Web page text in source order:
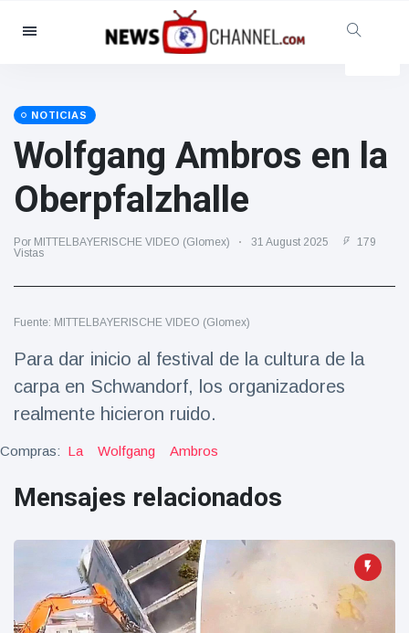
Categorías
Social y Diversión
Cine y TV
(81)
Celebridades
(13938)
Moda y Belleza
(122)
Juegos
(160)
Estilo de vida y Docu-
entretenimiento
(121)
Viajes y Aventura
(77)
SKAI News
in English |
07/10/2025
7 October
8999 Vistas
NOTICIAS
Wolfgang Ambros en la
Oberpfalzhalle
Por MITTELBAYERISCHE VIDEO (Glomex) 31 August 2025
179
Vistas
Fuente: MITTELBAYERISCHE VIDEO (Glomex)
Para dar inicio al festival de la cultura de la
carpa en Schwandorf, los organizadores
realmente hicieron ruido.
Compras: La Wolfgang Ambros
Mensajes relacionados